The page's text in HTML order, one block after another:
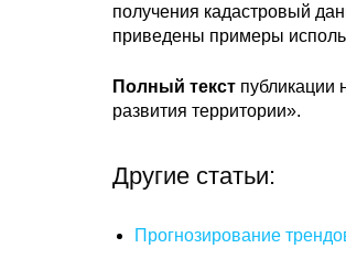
получения кадастровый
приведены примеры
Полный текст публикации
развития территории».
Другие статьи:
Прогнозирование